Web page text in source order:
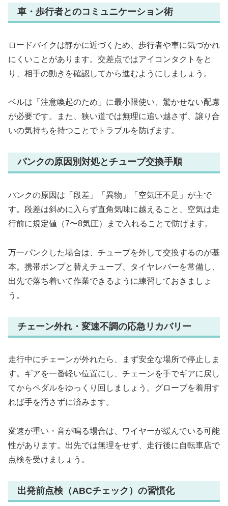
車・歩行者とのコミュニケーション術
ロードバイクは静かに近づくため、歩行者や車に気づかれ
にくいことがあります。交差点ではアイコンタクトをと
り、相手の動きを確認してから進むようにしましょう。
ベルは「注意喚起のため」に最小限使い、驚かせない配慮
が必要です。また、狭い道では無理に追い越さず、譲り合
いの気持ちを持つことでトラブルを防げます。
パンクの原因別対処とチューブ交換手順
パンクの原因は「段差」「異物」「空気圧不足」が主で
す。段差は斜めに入らず直角気味に越えること、空気は走
行前に規定値（7〜8気圧）まで入れることで防げます。
万一パンクした場合は、チューブを外して交換するのが基
本。携帯ポンプと替えチューブ、タイヤレバーを常備し、
出先で落ち着いて作業できるように練習しておきましょ
う。
チェーン外れ・変速不調の応急リカバリー
走行中にチェーンが外れたら、まず安全な場所で停止しま
す。ギアを一番軽い位置にし、チェーンを手でギアに戻し
てからペダルをゆっくり回しましょう。グローブを着用す
れば手を汚さずに済みます。
変速が重い・音が鳴る場合は、ワイヤーが緩んでいる可能
性があります。出先では無理をせず、走行後に自転車店で
点検を受けましょう。
出発前点検（ABCチェック）の習慣化